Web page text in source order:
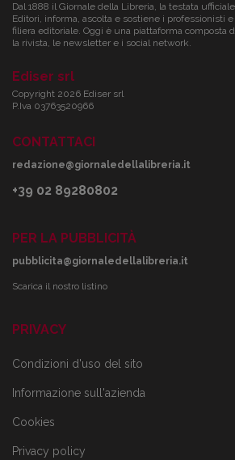
Dal 1888 il Giornale della Libreria, la testata
Editori, informa, ascolta e sostiene i professionisti
filiera editoriale. Oggi è una piattaforma composta
la rivista, le newsletter e i social network.
Ediser srl
Copyright 2026 Ediser srl
P.Iva 03763520966
CONTATTACI
redazione@giornaledellalibreria.it
+39 02 89280802
PER LA PUBBLICITÀ
pubblicita@giornaledellalibreria.it
Scarica il nostro listino
PRIVACY
Condizioni d'uso del sito
Informazione sull'azienda
Cookies
Privacy policy